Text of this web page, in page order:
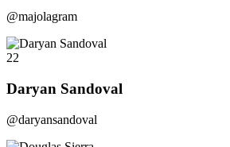
@majolagram
22
Daryan Sandoval
@daryansandoval